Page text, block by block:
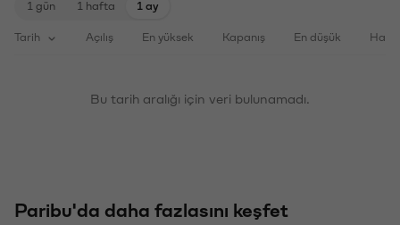
1 gün 1 hafta 1 ay
Tarih Açılış En yüksek Kapanış En düşük
Bu tarih aralığı için veri bulunamadı.
Paribu'da daha fazlasını keşfet